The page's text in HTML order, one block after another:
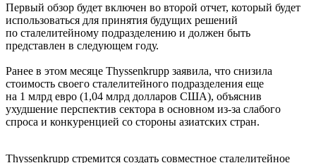
Первый обзор будет включен во второй отчет, который будет
использоваться для принятия будущих решений
по сталелитейному подразделению и должен быть
представлен в следующем году.
Ранее в этом месяце Thyssenkrupp заявила, что снизила
стоимость своего сталелитейного подразделения еще
на 1 млрд евро (1,04 млрд долларов США), объяснив
ухудшение перспектив сектора в основном из-за слабого
спроса и конкуренцией со стороны азиатских стран.
Thyssenkrupp стремится создать совместное сталелитейное